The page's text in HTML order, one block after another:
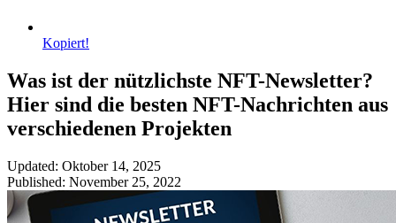
Kopiert!
Was ist der nützlichste NFT-Newsletter?
Hier sind die besten NFT-Nachrichten aus
verschiedenen Projekten
Updated: Oktober 14, 2025
Published: November 25, 2022